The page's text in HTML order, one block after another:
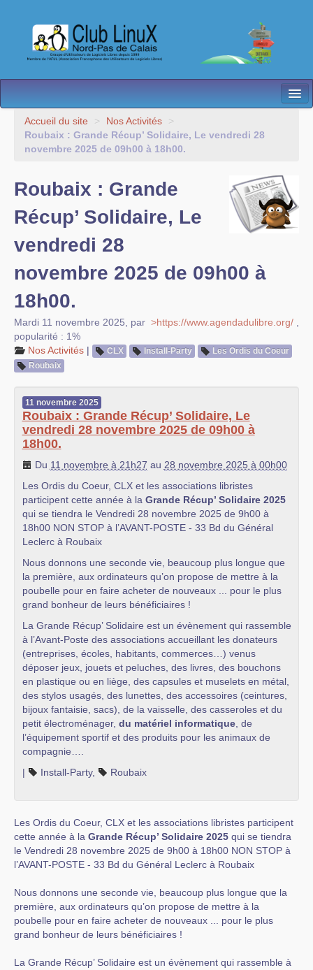
L’Association
Nos Activités
Les antennes
Accueil du site > Nos Activités
>
Roubaix : Grande Récup’ Solidaire, Le vendredi 28
novembre 2025 de 09h00 à 18h00.
Roubaix : Grande
Récup’ Solidaire, Le
vendredi 28
novembre 2025 de 09h00 à
18h00.
Mardi 11 novembre 2025 par >https://www.agendadulibre.org/
popularité : 1%
Nos Activités | CLX Install-Party
Les Ordis du Coeur
Roubaix
11 novembre 2025
Roubaix : Grande Récup’ Solidaire, Le
vendredi 28 novembre 2025 de 09h00 à
18h00.
Du 11 novembre à 21h27 au 28 novembre 2025 à 00h00
Les Ordis du Coeur, CLX et les associations libristes
participent cette année à la Grande Récup’ Solidaire 2025
qui se tiendra le Vendredi 28 novembre 2025 de 9h00 à
18h00 NON STOP à l’AVANT-POSTE - 33 Bd du Général
Leclerc à Roubaix
Nous donnons une seconde vie, beaucoup plus longue que
la première, aux ordinateurs qu’on propose de mettre à la
poubelle pour en faire acheter de nouveaux ... pour le plus
grand bonheur de leurs bénéficiaires !
La Grande Récup’ Solidaire est un évènement qui rassemble
à l’Avant-Poste des associations accueillant les donateurs
(entreprises, écoles, habitants, commerces…) venus
déposer jeux, jouets et peluches, des livres, des bouchons
en plastique ou en liège, des capsules et muselets en métal,
des stylos usagés, des lunettes, des accessoires (ceintures,
bijoux fantaisie, sacs), de la vaisselle, des casseroles et du
petit électroménager, du matériel informatique, de
l’équipement sportif et des produits pour les animaux de
compagnie….
|
Install-Party, Roubaix
Les Ordis du Coeur, CLX et les associations libristes participent
cette année à la Grande Récup’ Solidaire 2025 qui se tiendra
le Vendredi 28 novembre 2025 de 9h00 à 18h00 NON STOP à
l’AVANT-POSTE - 33 Bd du Général Leclerc à Roubaix
Nous donnons une seconde vie, beaucoup plus longue que la
première, aux ordinateurs qu’on propose de mettre à la
poubelle pour en faire acheter de nouveaux ... pour le plus
grand bonheur de leurs bénéficiaires !
La Grande Récup’ Solidaire est un évènement qui rassemble à